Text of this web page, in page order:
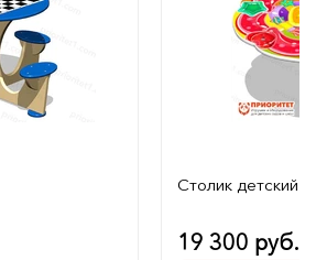
Столик детский
19 300 руб.